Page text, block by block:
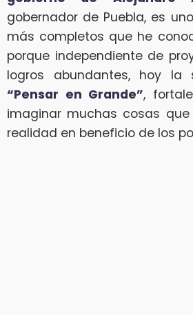
gobernador de Puebla, es
más completos que he
porque independiente de
logros abundantes, hoy la
“Pensar en Grande”,
imaginar muchas cosas
realidad en beneficio de los